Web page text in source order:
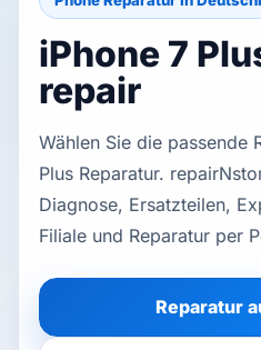
Phone repair
Tablet repair
Computer repair
Watch repair
iPhone 7
repair
Wählen Sie die passende
Plus Reparatur.
Diagnose, Ersatzteilen,
Filiale und Reparatur per
Reparatur